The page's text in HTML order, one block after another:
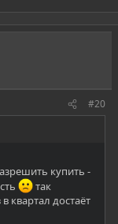
#20
купить -
так
квартал достаёт